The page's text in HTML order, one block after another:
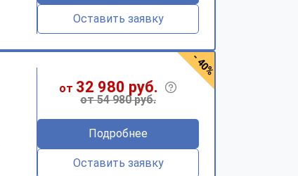
Оставить заявку
от 32 980 руб.
от 54 980 руб.
Подробнее
Оставить заявку
- 40%